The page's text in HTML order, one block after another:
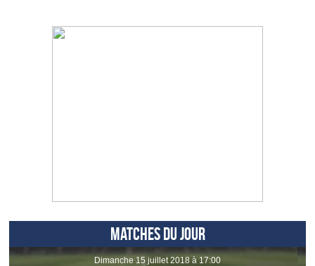
MATCHES DU JOUR
dimanche 15 juillet 2018 à 17:00